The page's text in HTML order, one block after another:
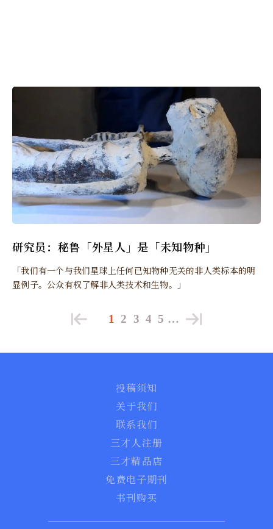
研究员：秘鲁「外星人」是「未知物种」
「我们有一个与我们星球上任何已知物种无关的非人类标本的明
显例子。公众有权了解非人类技术和生物。」
1 2 3 4 5 …
投稿须知
关于我们
联系我们
三才人注册
三才精品店
免费电子期刊
书刊购买